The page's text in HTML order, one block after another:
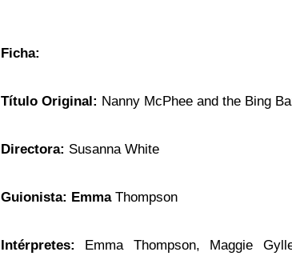
Ficha:
Título Original: Nanny McPhee and the Bing
Directora: Susanna White
Guionista: EmmaThompson
Intérpretes:
Emma Thompson, Maggie